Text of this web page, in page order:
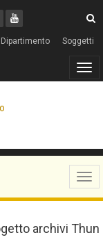
Twitter
Youtube
Dipartimento Soggetti
archivi Thun